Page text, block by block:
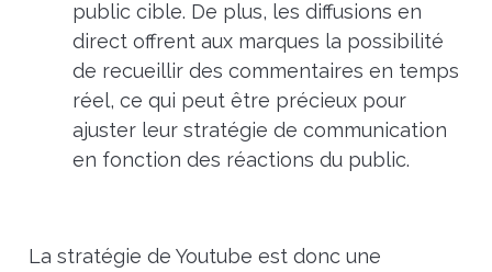
public cible. De plus, les diffusions en
direct offrent aux marques la possibilité
de recueillir des commentaires en temps
réel, ce qui peut être précieux pour
ajuster leur stratégie de communication
en fonction des réactions du public.
La stratégie de Youtube est donc une